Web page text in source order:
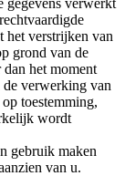
gegevens verwerkt
het verstrijken van
grond van de
het moment
verwerking van
toestemming,
wordt
gebruik maken
van u.